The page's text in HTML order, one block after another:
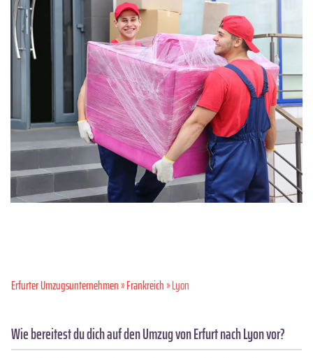
Erfurter Umzugsunternehmen»Frankreich» Lyon
Wie bereitest du dich auf den Umzug von Erfurt nach Lyon vor?